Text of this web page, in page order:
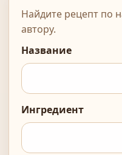
Найдите рецепт по
автору.
Название
Ингредиент